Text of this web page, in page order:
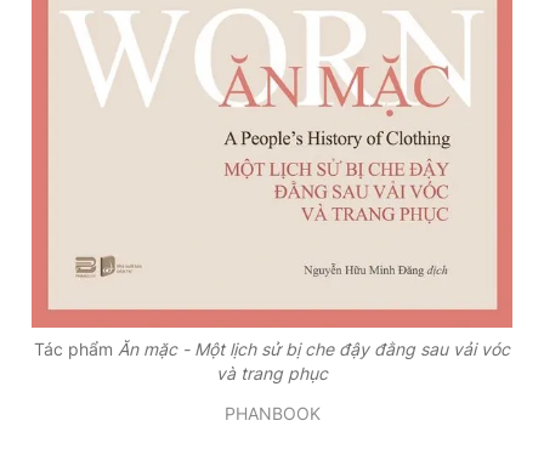
Tác phẩm Ăn mặc - Một lịch sử bị che đậy đằng sau vải vóc
và trang phục
PHANBOOK